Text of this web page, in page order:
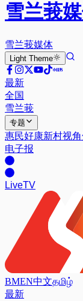
雪兰莪
雪兰莪媒体
Light Theme
最新
全国
雪兰莪
专题
惠民好康新村视角
电子报
LiveTV
BMEN中文தமிழ்
最新